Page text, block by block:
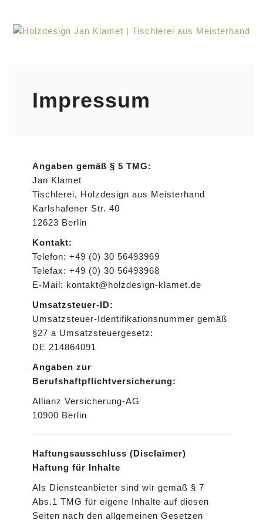
Impressum
Angaben gemäß § 5 TMG:
Jan Klamet
Tischlerei, Holzdesign aus Meisterhand
Karlshafener Str. 40
12623 Berlin
Kontakt:
Telefon: +49 (0) 30 56493969
Telefax: +49 (0) 30 56493968
E-Mail: kontakt@holzdesign-klamet.de
Umsatzsteuer-ID:
Umsatzsteuer-Identifikationsnummer gemäß
§27 a Umsatzsteuergesetz:
DE 214864091
Angaben zur
Berufshaftpflichtversicherung:
Allianz Versicherung-AG
10900 Berlin
Haftungsausschluss (Disclaimer)
Haftung für Inhalte
Als Diensteanbieter sind wir gemäß § 7
Abs.1 TMG für eigene Inhalte auf diesen
Seiten nach den allgemeinen Gesetzen